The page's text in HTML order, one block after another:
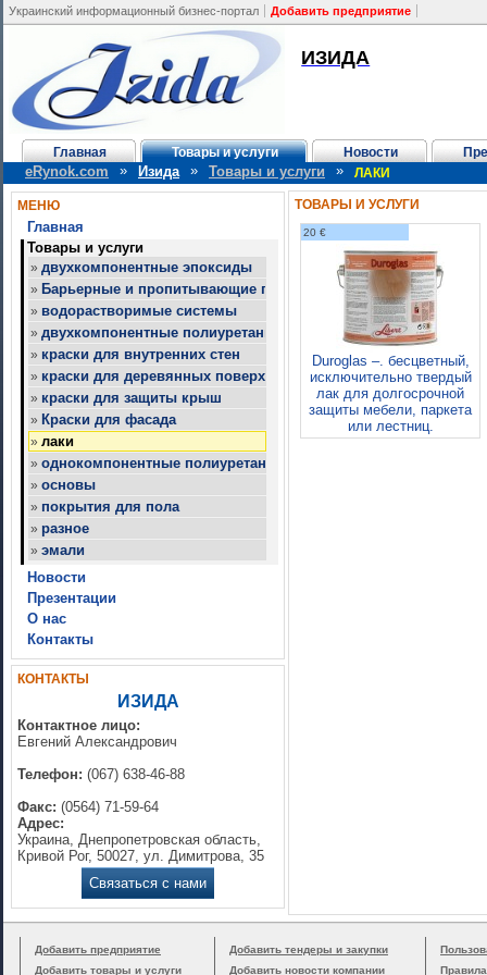
Украинский информационный бизнес-портал Добавить предприятие
ИЗИДА
Главная Товары и услуги Новости
eRynok.com » Изида » Товары и услуги » ЛАКИ
МЕНЮ
Главная
Товары и услуги
» двухкомпонентные эпоксиды
» Барьерные и пропитывающие покрытия
» водорастворимые системы
» двухкомпонентные полиуретаны
» краски для внутренних стен
» краски для деревянных поверхностей
» краски для защиты крыш
» Краски для фасада
» лаки
» однокомпонентные полиуретаны
» основы
» покрытия для пола
» разное
» эмали
Новости
Презентации
О нас
Контакты
КОНТАКТЫ
ИЗИДА
Контактное лицо:
Евгений Александрович
Телефон: (067) 638-46-88
Факс: (0564) 71-59-64
Адрес:
Украина, Днепропетровская область,
Кривой Рог, 50027, ул. Димитрова, 35
Связаться с нами
ТОВАРЫ И УСЛУГИ
20 €
Duroglas –. бесцветный,
исключительно твердый
лак для долгосрочной
защиты мебели, паркета
или лестниц.
Добавить предприятие
Добавить товары и услуги
Добавить тендеры и закупки
Добавить новости компании